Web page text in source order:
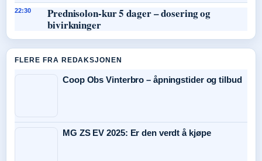
22:30
Prednisolon-kur 5 dager – dosering og
bivirkninger
FLERE FRA REDAKSJONEN
Coop Obs Vinterbro – åpningstider og tilbud
MG ZS EV 2025: Er den verdt å kjøpe